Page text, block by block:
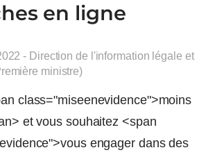
en ligne
- Direction de l'information légale et
ministre)
class="miseenevidence">moins
et vous souhaitez <span
engager dans des